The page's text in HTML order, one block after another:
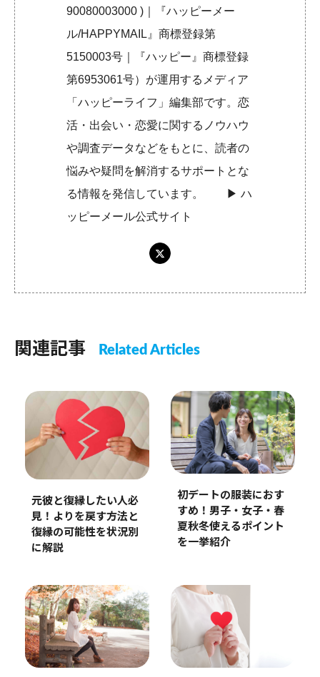
90080003000 )｜『ハッピーメー
ル/HAPPYMAIL』商標登録第
5150003号｜『ハッピー』商標登録
第6953061号）が運用するメディア
「ハッピーライフ」編集部です。恋
活・出会い・恋愛に関するノウハウ
や調査データなどをもとに、読者の
悩みや疑問を解消するサポートとな
る情報を発信しています。 ▶︎ハ
ッピーメール公式サイト
関連記事 Related Articles
元彼と復縁したい人必
見！よりを戻す方法と
復縁の可能性を状況別
に解説
初デートの服装におす
すめ！男子・女子・春
夏秋冬使えるポイント
を一挙紹介